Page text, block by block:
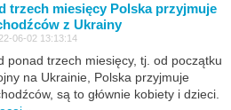
trzech miesięcy Polska przyjmuje
z Ukrainy
06-02 13:13:14
ponad trzech miesięcy, tj. od początku
na Ukrainie, Polska przyjmuje
są to głównie kobiety i dzieci.